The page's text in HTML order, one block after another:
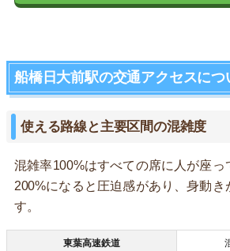
船橋日大前駅の交通アクセスにつ
使える路線と主要区間の混雑度
混雑率100%はすべての席に人が座っ
200%になると圧迫感があり、身動き
す。
東葉高速鉄道